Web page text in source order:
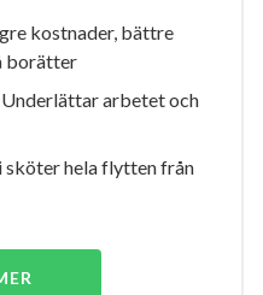
kostnader, bättre
borätter
arbetet och
sköter hela flytten från